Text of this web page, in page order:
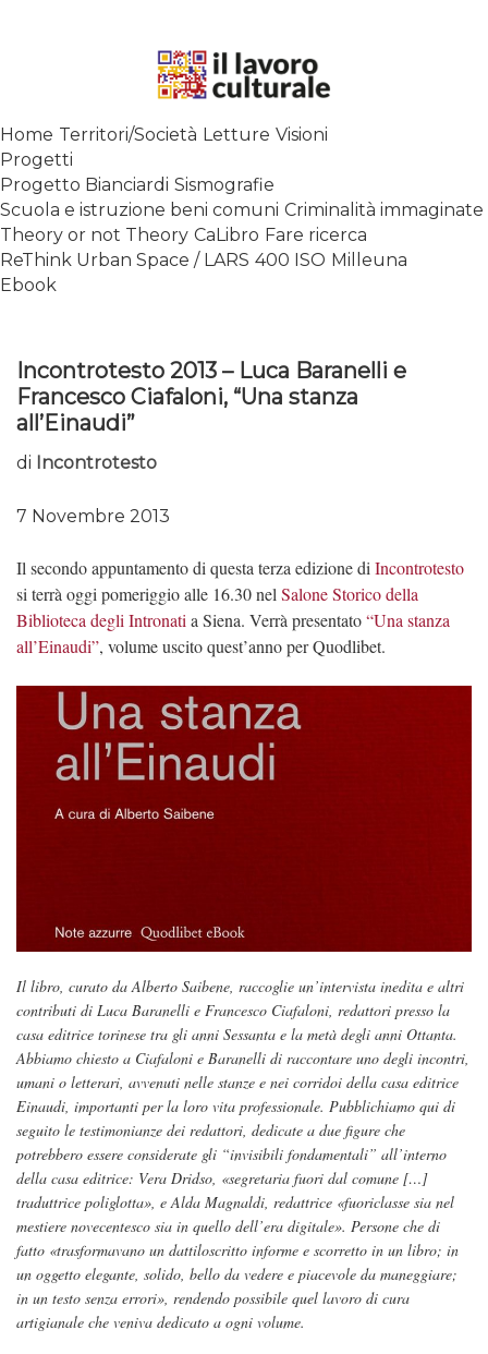
SPALANCARE LE FINESTRE DEI
CONTEMPORANEO
Home Territori/Società Letture Visioni
Progetti
Progetto Bianciardi Sismografie
Scuola e istruzione beni comuni Criminalità immaginate
Theory or not Theory CaLibro Fare ricerca
ReThink Urban Space / LARS 400 ISO Milleuna
Ebook
Incontrotesto 2013 – Luca Baranelli e
Francesco Ciafaloni, “Una stanza
all’Einaudi”
di Incontrotesto
7 Novembre 2013
Il secondo appuntamento di questa terza edizione diIncontrotesto
si terrà oggi pomeriggio alle 16.30 nelSalone Storico della
Biblioteca degli Intronatia Siena. Verrà presentato“Una stanza
all’Einaudi”, volume uscito quest’anno per Quodlibet.
Il libro, curato da Alberto Saibene, raccoglie un’intervista inedita e altri
contributi di Luca Baranelli e Francesco Ciafaloni, redattori presso la
casa editrice torinese tra gli anni Sessanta e la metà degli anni Ottanta.
Abbiamo chiesto a Ciafaloni e Baranelli di raccontare uno degli incontri,
umani o letterari, avvenuti nelle stanze e nei corridoi della casa editrice
Einaudi, importanti per la loro vita professionale. Pubblichiamo qui di
seguito le testimonianze dei redattori, dedicate a due figure che
potrebbero essere considerate gli “invisibili fondamentali” all’interno
della casa editrice: Vera Dridso, «segretaria fuori dal comune […]
traduttrice poliglotta», e Alda Magnaldi, redattrice «fuoriclasse sia nel
mestiere novecentesco sia in quello dell’era digitale». Persone che di
fatto «trasformavano un dattiloscritto informe e scorretto in un libro; in
un oggetto elegante, solido, bello da vedere e piacevole da maneggiare;
in un testo senza errori», rendendo possibile quel lavoro di cura
artigianale che veniva dedicato a ogni volume.